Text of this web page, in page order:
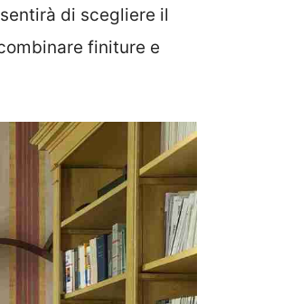
di scegliere il
finiture e